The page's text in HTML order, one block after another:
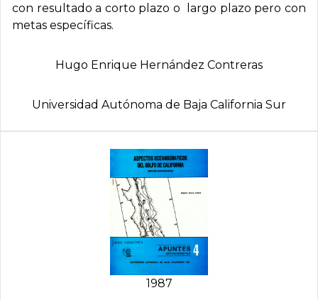
con resultado a corto plazo o largo plazo pero con
metas específicas.
Hugo Enrique Hernández Contreras
Universidad Autónoma de Baja California Sur
1987